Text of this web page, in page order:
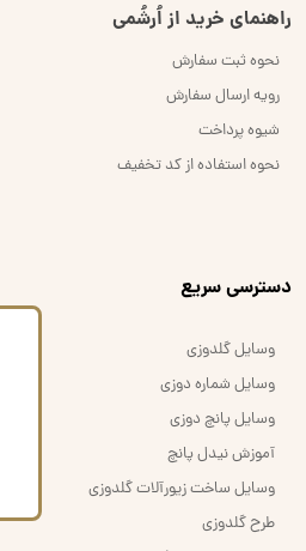
راهنمای خرید از اُرشُمی
نحوه ثبت سفارش
رویه ارسال سفارش
شیوه پرداخت
نحوه استفاده از کد تخفیف
​دسترسی سریع
وسایل گلدوزی
وسایل شماره دوزی
وسایل پانچ دوزی
آموزش نیدل پانچ
وسایل ساخت زیورآلات گلدوزی
طرح گلدوزی